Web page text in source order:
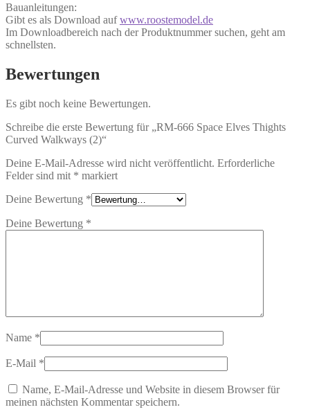
Bauanleitungen:
Gibt es als Download aufwww.roostemodel.de
Im Downloadbereich nach der Produktnummer suchen, geht am
schnellsten.
Bewertungen
Es gibt noch keine Bewertungen.
Schreibe die erste Bewertung für „RM-666 Space Elves Thights
Curved Walkways (2)“
Deine E-Mail-Adresse wird nicht veröffentlicht. Erforderliche
Felder sind mit * markiert
Deine Bewertung *
Deine Bewertung *
Name *
E-Mail *
Name, E-Mail-Adresse und Website in diesem Browser für
meinen nächsten Kommentar speichern.